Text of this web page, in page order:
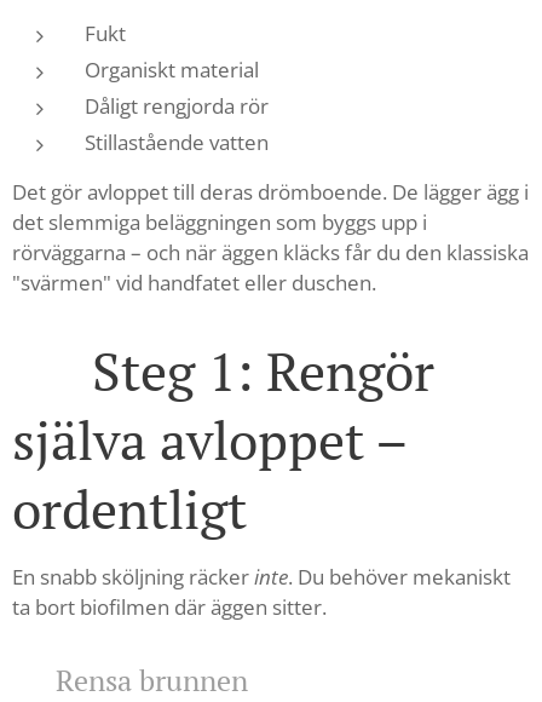
Fukt
Organiskt material
Dåligt rengjorda rör
Stillastående vatten
Det gör avloppet till deras drömboende. De lägger ägg i
det slemmiga beläggningen som byggs upp i
rörväggarna – och när äggen kläcks får du den klassiska
"svärmen" vid handfatet eller duschen.
🧼 Steg 1: Rengör
själva avloppet –
ordentligt
En snabb sköljning räckerinte. Du behöver mekaniskt
ta bort biofilmen där äggen sitter.
✔ Rensa brunnen